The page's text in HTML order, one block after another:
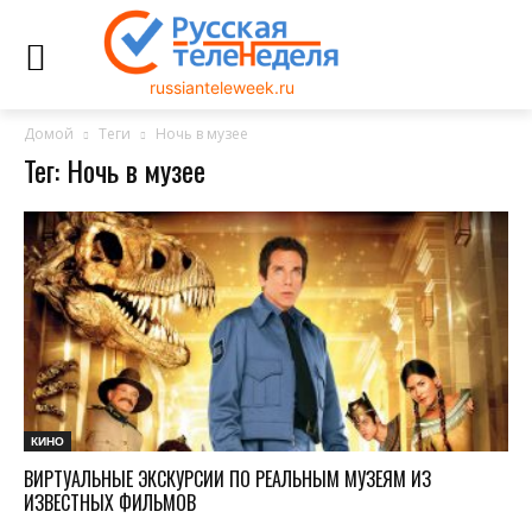
russianteleweek.ru
Домой Теги Ночь в музее
Тег: Ночь в музее
КИНО
ВИРТУАЛЬНЫЕ ЭКСКУРСИИ ПО РЕАЛЬНЫМ МУЗЕЯМ ИЗ
ИЗВЕСТНЫХ ФИЛЬМОВ